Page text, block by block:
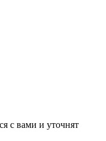
с вами и уточнят